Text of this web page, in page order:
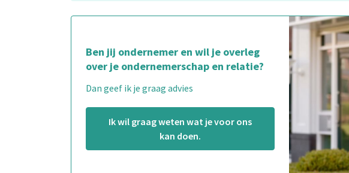
Ben jij ondernemer en wil je overleg
over je ondernemerschap en relatie?
Dan geef ik je graag advies
Ik wil graag weten wat je voor ons
kan doen.